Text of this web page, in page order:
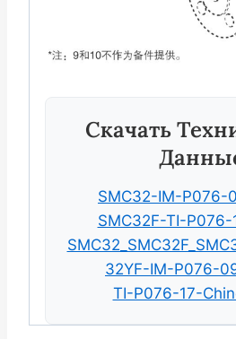
Скачать
SMC32-IM-P076-
SMC32F-TI-P076-
32YF-IM-P076-
TI-P076-17-